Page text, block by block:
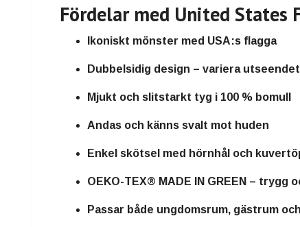
Fördelar med United States
Ikoniskt mönster med USA:s flagga
Dubbelsidig design – variera
Mjukt och slitstarkt tyg i 100 % bomull
Andas och känns svalt mot huden
Enkel skötsel med hörnhål och
OEKO-TEX® MADE IN GREEN – trygg
Passar både ungdomsrum, gästrum